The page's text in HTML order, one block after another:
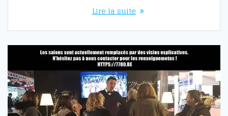
Lire la suite